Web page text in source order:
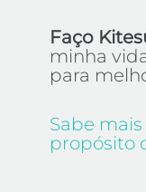
Faço
minha
para
Sabe
propósito